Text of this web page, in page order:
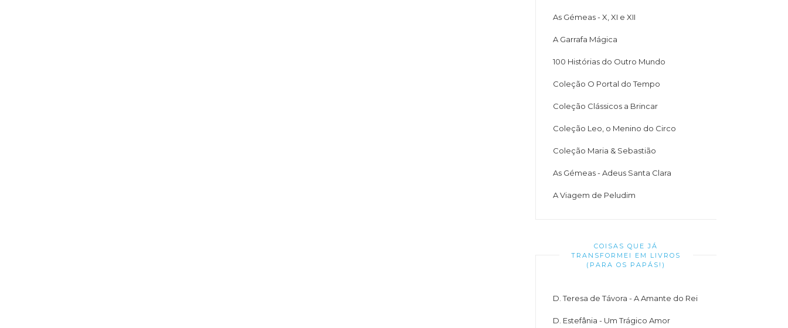
As Gémeas - X, XI e XII
A Garrafa Mágica
100 Histórias do Outro Mundo
Coleção O Portal do Tempo
Coleção Clássicos a Brincar
Coleção Leo, o Menino do Circo
Coleção Maria & Sebastião
As Gémeas - Adeus Santa Clara
A Viagem de Peludim
COISAS QUE JÁ
TRANSFORMEI EM LIVROS
(PARA OS PAPÁS!)
D. Teresa de Távora - A Amante do Rei
D. Estefânia - Um Trágico Amor